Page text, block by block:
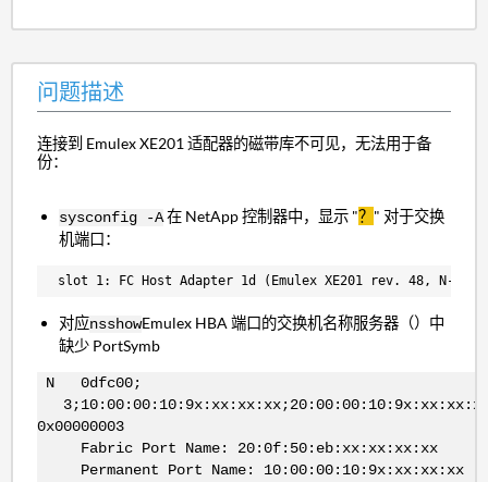
问题描述
连接到 Emulex XE201 适配器的磁带库不可见，无法用于备
份：
sysconfig -A在 NetApp 控制器中，显示 "？ " 对于交换
机端口：
slot 1: FC Host Adapter 1d (Emulex XE201 rev. 48, N-port,
对应nsshowEmulex HBA 端口的交换机名称服务器（）中
缺少 PortSymb
N 0dfc00;
0x00000003
Fabric Port Name: 20:0f:50:eb:xx:xx:xx:xx
Permanent Port Name: 10:00:00:10:9x:xx:xx:xx